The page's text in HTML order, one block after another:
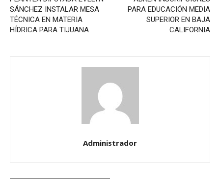
SÁNCHEZ INSTALAR MESA
TÉCNICA EN MATERIA
HÍDRICA PARA TIJUANA
PARA EDUCACIÓN MEDIA
SUPERIOR EN BAJA
CALIFORNIA
Administrador